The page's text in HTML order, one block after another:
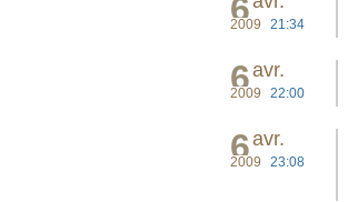
6
2009 21:34
6avr.
2009 22:00
6avr.
2009 23:08